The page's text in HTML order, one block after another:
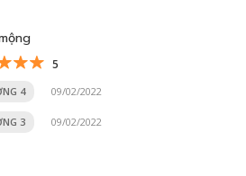
5
4 09/02/2022
3 09/02/2022